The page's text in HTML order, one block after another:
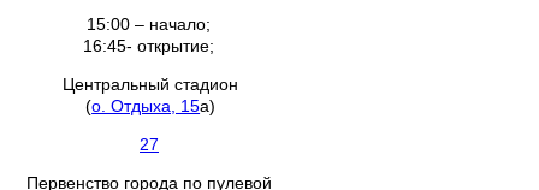
15:00 – начало;
16:45- открытие;
Центральный стадион
(о. Отдыха, 15а)
27
Первенство города по пулевой